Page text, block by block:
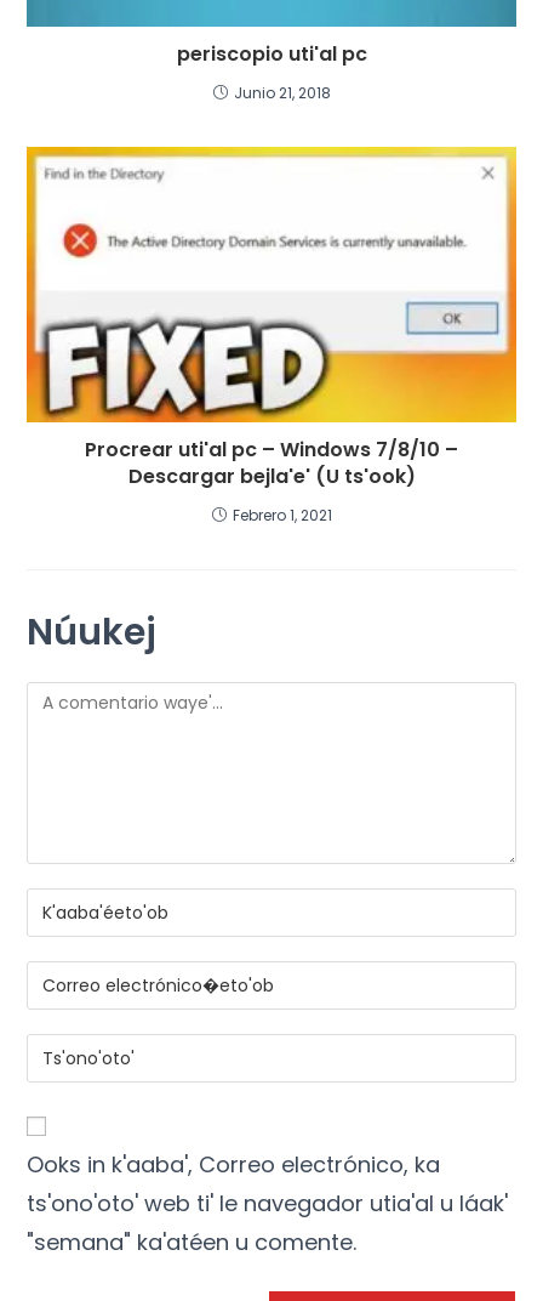
periscopio uti'al pc
Junio 21, 2018
Procrear uti'al pc – Windows 7/8/10 –
Descargar bejla'e' (U ts'ook)
Febrero 1, 2021
Núukej
Ooks in k'aaba', Correo electrónico, ka
ts'ono'oto' web ti' le navegador utia'al u láak'
"semana" ka'atéen u comente.